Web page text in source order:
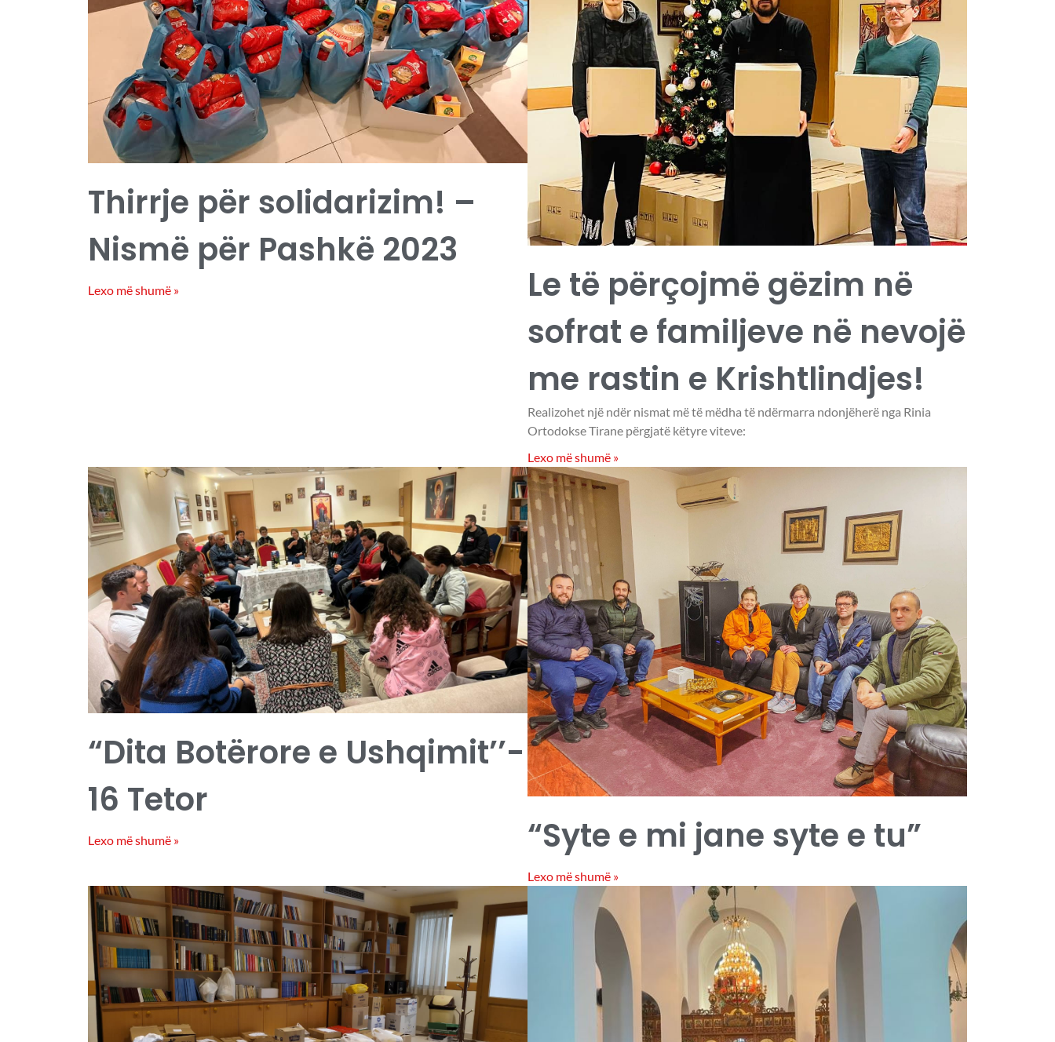
Thirrje për solidarizim! –
Nismë për Pashkë 2023
Lexo më shumë »
Le të përçojmë gëzim në
sofrat e familjeve në nevojë
me rastin e Krishtlindjes!
Realizohet një ndër nismat më të mëdha të ndërmarra ndonjëherë nga Rinia
Ortodokse Tirane përgjatë këtyre viteve:
Lexo më shumë »
“Dita Botërore e Ushqimit’’-
16 Tetor
Lexo më shumë » “Syte e mi jane syte e tu”
Lexo më shumë »